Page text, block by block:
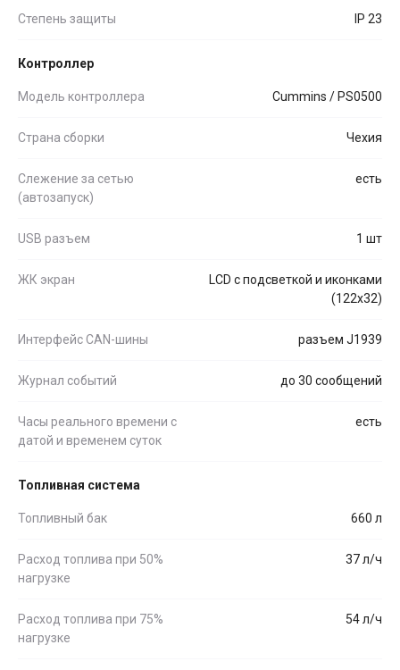
Степень защиты IP 23
Контроллер
Модель контроллера Cummins / PS0500
Страна сборки Чехия
Слежение за сетью
(автозапуск)
есть
USB разъем 1 шт
ЖК экран
LCD с подсветкой и иконками
(122x32)
Интерфейс CAN-шины разъем J1939
Журнал событий до 30 сообщений
Часы реального времени с
датой и временем суток
есть
Топливная система
Топливный бак 660 л
Расход топлива при 50%
нагрузке
37 л/ч
Расход топлива при 75%
нагрузке
54 л/ч